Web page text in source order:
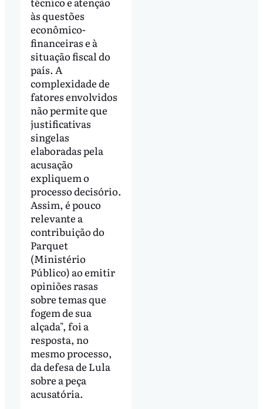
às questões
econômico-
financeiras e à
situação fiscal do
país. A
complexidade de
fatores envolvidos
não permite que
justificativas
singelas
elaboradas pela
acusação
expliquem o
processo decisório.
Assim, é pouco
relevante a
contribuição do
Parquet
(Ministério
Público) ao emitir
opiniões rasas
sobre temas que
fogem de sua
alçada", foi a
resposta, no
mesmo processo,
da defesa de Lula
sobre a peça
acusatória.